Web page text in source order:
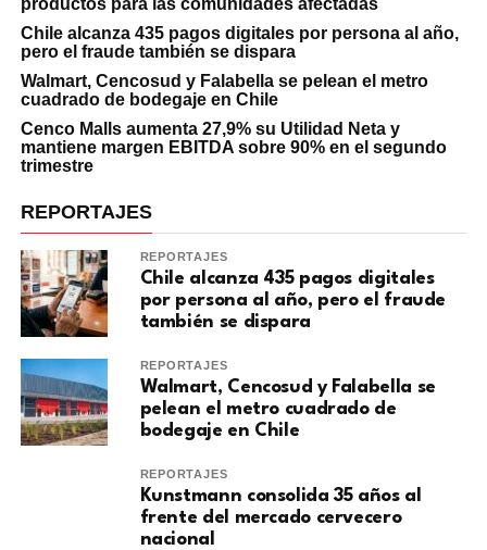
productos para las comunidades afectadas
Chile alcanza 435 pagos digitales por persona al año,
pero el fraude también se dispara
Walmart, Cencosud y Falabella se pelean el metro
cuadrado de bodegaje en Chile
Cenco Malls aumenta 27,9% su Utilidad Neta y
mantiene margen EBITDA sobre 90% en el segundo
trimestre
REPORTAJES
REPORTAJES
Chile alcanza 435 pagos digitales
por persona al año, pero el fraude
también se dispara
REPORTAJES
Walmart, Cencosud y Falabella se
pelean el metro cuadrado de
bodegaje en Chile
REPORTAJES
Kunstmann consolida 35 años al
frente del mercado cervecero
nacional